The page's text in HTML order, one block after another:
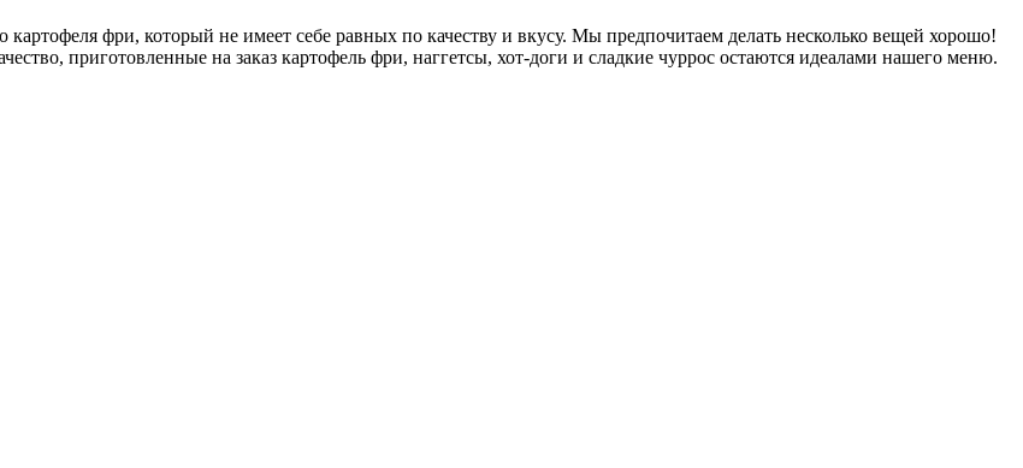
фри, который не имеет себе равных по качеству и вкусу. Мы предпочитаем делать несколько вещей хорошо!
приготовленные на заказ картофель фри, наггетсы, хот-доги и сладкие чуррос остаются идеалами нашего меню.